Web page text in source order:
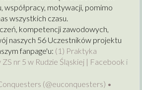
współpracy, motywacji, pomimo
wszystkich czasu.
kompetencji zawodowych,
naszych 56 Uczestników projektu
fanpage'u: (1) Praktyka
nr 5 w Rudzie Śląskiej | Facebook i
(@euconquesters) •